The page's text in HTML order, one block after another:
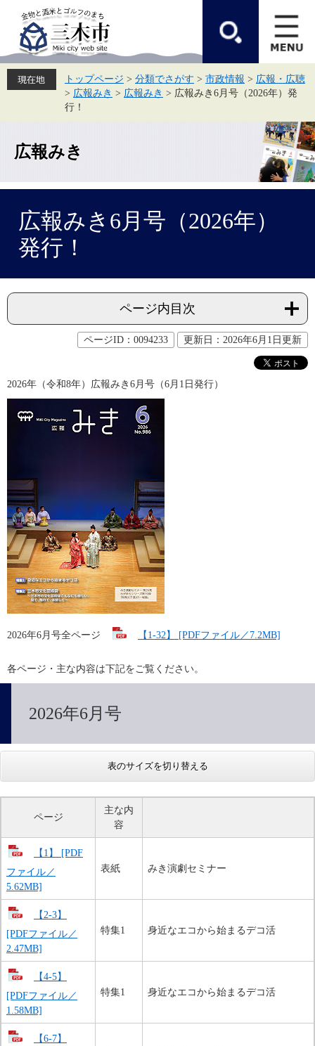
先
頭
を
飛
本
トップページ > 分類でさがす > 市政情報 > 広報・広聴
> 広報みき > 広報みき > 広報みき6月号（2026年）発
行！
広報みき
広報みき6月号（2026年）
発行！
ページ内目次
ページID：0094233 更新日：2026年6月1日更新
2026年（令和8年）広報みき6月号（6月1日発行）
2026年6月号全ページ 【1-32】 [PDFファイル／7.2MB]
各ページ・主な内容は下記をご覧ください。
2026年6月号
表のサイズを切り替える
ページ
主な内
容
【1】 [PDF
ファイル／
5.62MB]
表紙 みき演劇セミナー
【2-3】
[PDFファイル／
2.47MB]
特集1 身近なエコから始まるデコ活
【4-5】
[PDFファイル／
1.58MB]
特集1 身近なエコから始まるデコ活
【6-7】